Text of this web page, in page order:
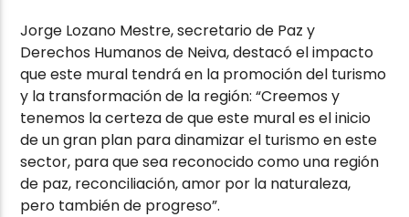
Jorge Lozano Mestre, secretario de Paz y
Derechos Humanos de Neiva, destacó el impacto
que este mural tendrá en la promoción del turismo
y la transformación de la región: “Creemos y
tenemos la certeza de que este mural es el inicio
de un gran plan para dinamizar el turismo en este
sector, para que sea reconocido como una región
de paz, reconciliación, amor por la naturaleza,
pero también de progreso”.